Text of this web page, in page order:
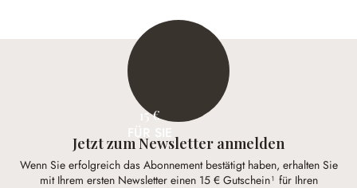
15 €
Jetzt zum Newsletter anmelden
Wenn Sie erfolgreich das Abonnement bestätigt haben, erhalten Sie
mit Ihrem ersten Newsletter einen 15 € Gutschein¹ für Ihren